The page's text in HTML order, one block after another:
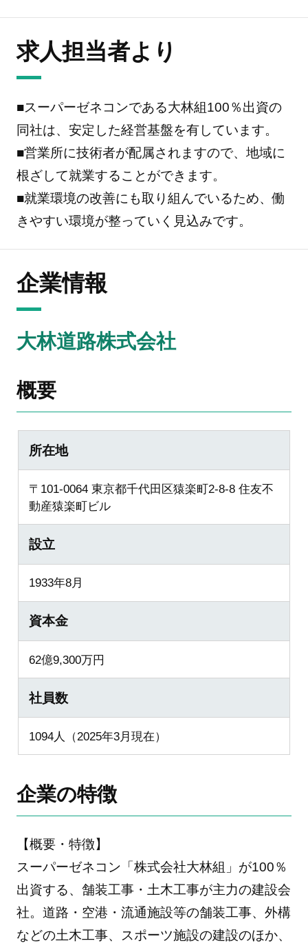
求人担当者より
■スーパーゼネコンである大林組100％出資の
同社は、安定した経営基盤を有しています。
■営業所に技術者が配属されますので、地域に
根ざして就業することができます。
■就業環境の改善にも取り組んでいるため、働
きやすい環境が整っていく見込みです。
企業情報
大林道路株式会社
概要
所在地
〒101-0064 東京都千代田区猿楽町2-8-8 住友不
動産猿楽町ビル
設立
1933年8月
資本金
62億9,300万円
社員数
1094人（2025年3月現在）
企業の特徴
【概要・特徴】
スーパーゼネコン「株式会社大林組」が100％
出資する、舗装工事・土木工事が主力の建設会
社。道路・空港・流通施設等の舗装工事、外構
などの土木工事、スポーツ施設の建設のほか、